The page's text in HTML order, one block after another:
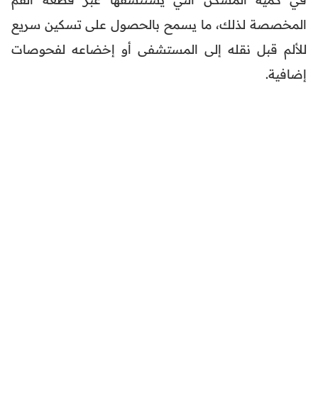
المخصصة لذلك، ما يسمح بالحصول على تسكين سريع
للألم قبل نقله إلى المستشفى أو إخضاعه لفحوصات
إضافية.